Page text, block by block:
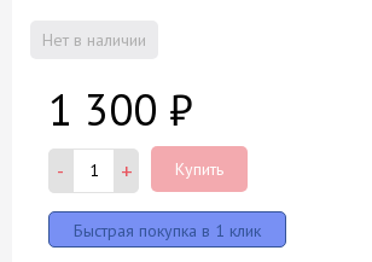
Нет в наличии
1 300 ₽
- + Купить